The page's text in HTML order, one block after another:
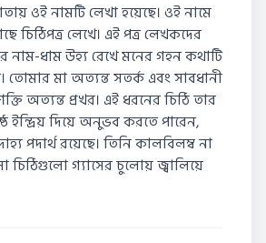
ওই নামটি লেখা হয়েছে। ওই নামে
চিঠিপত্র লেখে। এই পত্র লেখকদের
নাম-ধাম উহ্য রেখে মনের গহন কথাটি
তোমার মা অত্যন্ত সতর্ক এবং সাবধানী
অত্যন্ত প্রখর। এই ধরনের চিঠি তার
ইন্দ্রিয় দিয়ে অনুভব করতে পারেন,
পদার্থ রয়েছে। তিনি কালবিলম্ব না
গ্যাসের চুলোয় জ্বালিয়ে